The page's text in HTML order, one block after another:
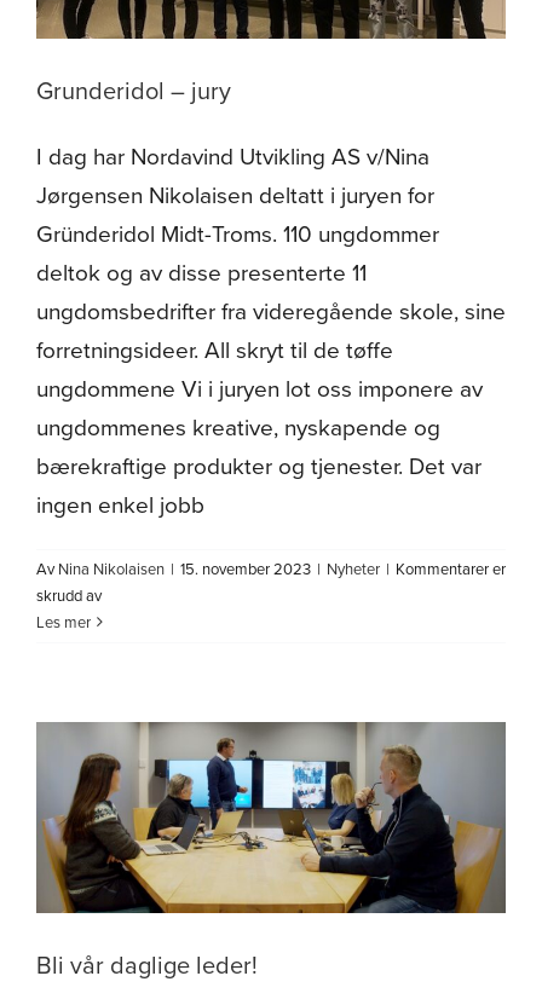
Om oss
Grunderidol – jury
I dag har Nordavind Utvikling AS v/Nina
Jørgensen Nikolaisen deltatt i juryen for
Gründeridol Midt-Troms. 110 ungdommer
deltok og av disse presenterte 11
ungdomsbedrifter fra videregående skole, sine
forretningsideer. All skryt til de tøffe
ungdommene Vi i juryen lot oss imponere av
ungdommenes kreative, nyskapende og
bærekraftige produkter og tjenester. Det var
ingen enkel jobb
AvNina Nikolaisen | 15. november 2023 | Nyheter | Kommentarer er
skrudd avfor
Grunderidol
Les mer
Bli vår daglige leder!